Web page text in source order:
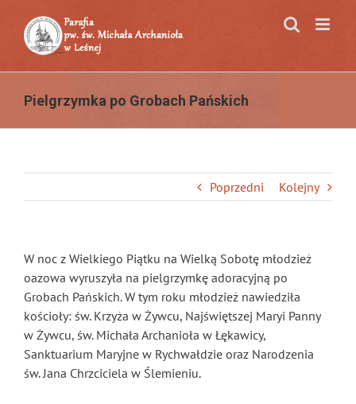
zawartości
Pielgrzymka po Grobach Pańskich
Poprzedni Kolejny
W noc z Wielkiego Piątku na Wielką Sobotę młodzież
oazowa wyruszyła na pielgrzymkę adoracyjną po
Grobach Pańskich. W tym roku młodzież nawiedziła
kościoły: św. Krzyża w Żywcu, Najświętszej Maryi Panny
w Żywcu, św. Michała Archanioła w Łękawicy,
Sanktuarium Maryjne w Rychwałdzie oraz Narodzenia
św. Jana Chrzciciela w Ślemieniu.